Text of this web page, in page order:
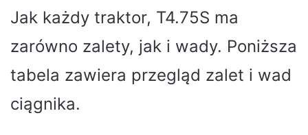
Jak każdy traktor, T4.75S ma
zarówno zalety, jak i wady. Poniższa
tabela zawiera przegląd zalet i wad
ciągnika.